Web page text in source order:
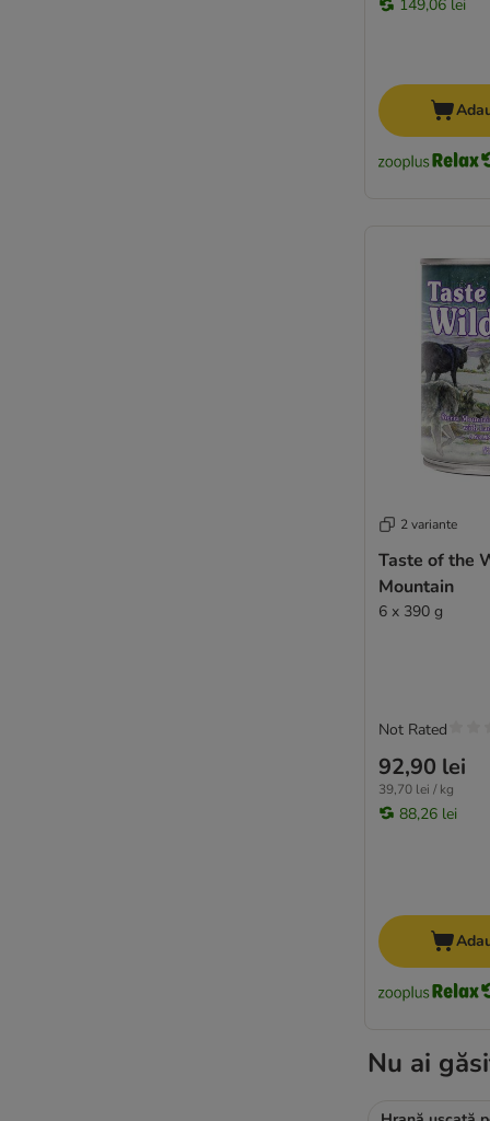
149,06 lei
2 variante
Taste of the
Mountain
6 x 390 g
92,90 lei
39,70 lei / kg
88,26 lei
Not Rated
Nu ai